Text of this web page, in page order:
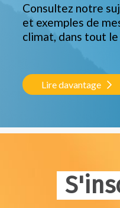
Consultez notre
et exemples de
climat, dans tout le
Lire davantage